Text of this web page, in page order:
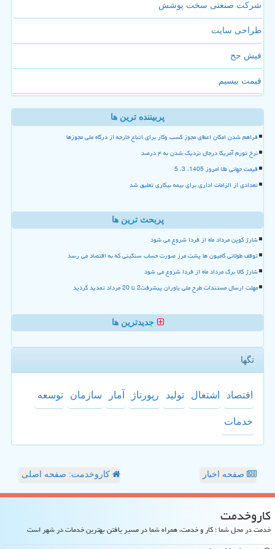
شرکت صنعتی سخت پوشش
طراحی سایت
فیش حج
قیمت بیسیم
پربیننده ترین ها
فراهم شدن امکان اعطای مجوز کسب وکار برای اتباع خارجه از درگاه ملی مجوزها
نرخ تورم آمریکا درحال نزدیک شدن به ۴ درصد
قیمت جهانی طلا امروز 1405، 3، 5
تعدادی از الزامات اداری برای بیمه بیکاری تعلیق شد
پربحث ترین ها
شارژ کوپن مرداد ماه از فردا شروع می شود
توقف طولانی کامیون ها پشت مرز صورت حساب سنگینی که به اقتصاد می رسد
شارژ کالا برگ مرداد ماه از فردا شروع می شود
مهلت ارسال مستندات طرح ملی یاوران پیشرفت2 تا 20 مرداد تمدید گردید
جدیدترین ها
تگها
اقتصاد اشتغال تولید رپورتاژ آمار سازمان توسعه
خدمات
صفحه اخبار کاروخدمت: صفحه اصلی
كاروخدمت
خدمت در محل شما ؛ کار و خدمت، همراه شما در مسیر یافتن بهترین خدمات در شهر است